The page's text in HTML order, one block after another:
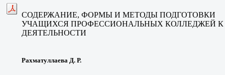
СОДЕРЖАНИЕ, ФОРМЫ И МЕТОДЫ ПОДГОТОВКИ
УЧАЩИХСЯ ПРОФЕССИОНАЛЬНЫХ КОЛЛЕДЖЕЙ К
ДЕЯТЕЛЬНОСТИ
Рахматуллаева Д. Р.